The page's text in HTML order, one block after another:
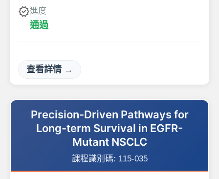
verified進度
通過
查看詳情 →
Precision-Driven Pathways for
Long-term Survival in EGFR-
Mutant NSCLC
課程識別碼: 115-035